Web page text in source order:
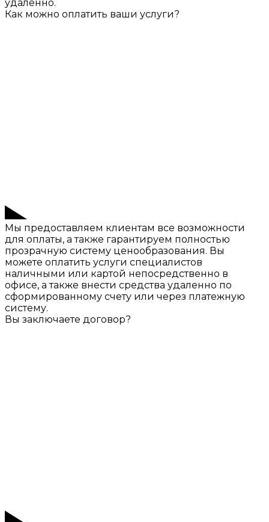
удаленно.
Как можно оплатить ваши услуги?
Мы предоставляем клиентам все возможности
для оплаты, а также гарантируем полностью
прозрачную систему ценообразования. Вы
можете оплатить услуги специалистов
наличными или картой непосредственно в
офисе, а также внести средства удаленно по
сформированному счету или через платежную
систему.
Вы заключаете договор?